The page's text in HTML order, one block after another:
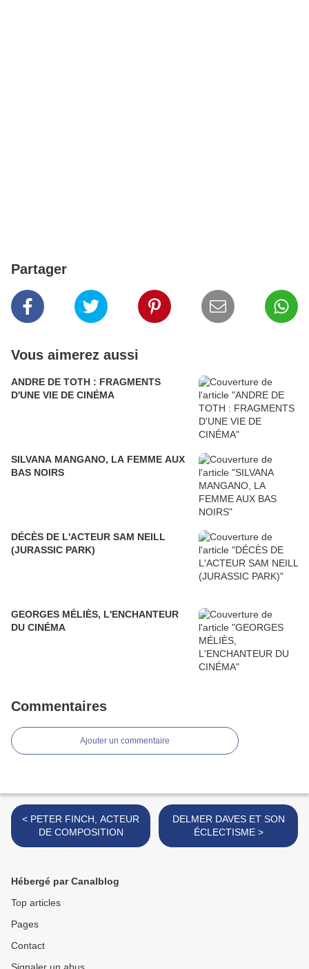
Partager
Vous aimerez aussi
ANDRE DE TOTH : FRAGMENTS
D'UNE VIE DE CINÉMA
SILVANA MANGANO, LA FEMME AUX
BAS NOIRS
DÉCÈS DE L'ACTEUR SAM NEILL
(JURASSIC PARK)
GEORGES MÉLIÈS, L'ENCHANTEUR
DU CINÉMA
Commentaires
Ajouter un commentaire
< PETER FINCH, ACTEUR
DE COMPOSITION
DELMER DAVES ET SON
ÉCLECTISME >
Hébergé par Canalblog
Top articles
Pages
Contact